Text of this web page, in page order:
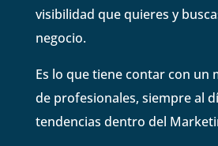
visibilidad que quieres y
negocio.
Es lo que tiene contar con un
de profesionales, siempre al
tendencias dentro del